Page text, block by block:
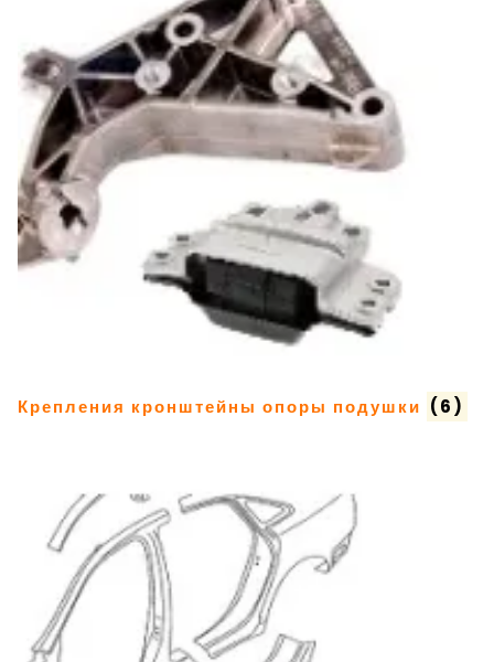
Крепления кронштейны опоры подушки (6)